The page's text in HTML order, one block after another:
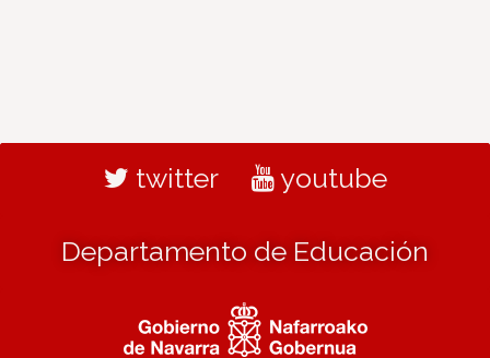
twitter youtube
Departamento de Educación